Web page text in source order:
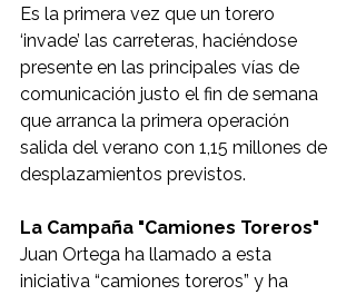
Es la primera vez que un torero
‘invade’ las carreteras, haciéndose
presente en las principales vías de
comunicación justo el fin de semana
que arranca la primera operación
salida del verano con 1,15 millones de
desplazamientos previstos.
La Campaña "Camiones Toreros"
Juan Ortega ha llamado a esta
iniciativa “camiones toreros” y ha